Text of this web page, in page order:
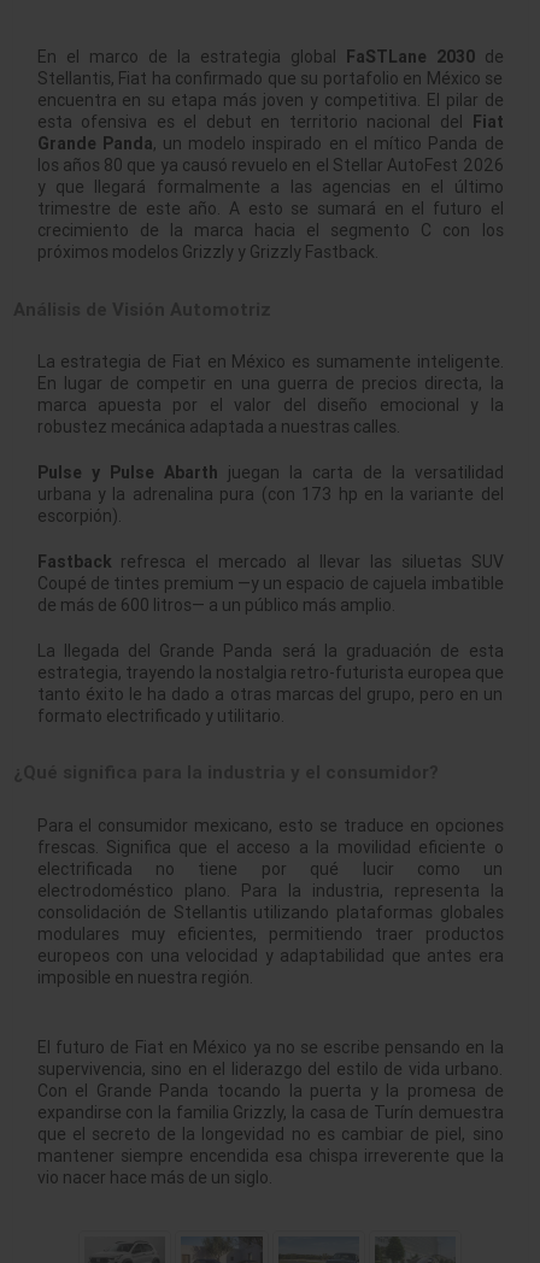
En el marco de la estrategia global FaSTLane 2030de
Stellantis, Fiat ha confirmado que su portafolio en México se
encuentra en su etapa más joven y competitiva. El pilar de
esta ofensiva es el debut en territorio nacional del Fiat
Grande Panda, un modelo inspirado en el mítico Panda de
los años 80 que ya causó revuelo en el Stellar AutoFest 2026
y que llegará formalmente a las agencias en el último
trimestre de este año. A esto se sumará en el futuro el
crecimiento de la marca hacia el segmento C con los
próximos modelos Grizzly y Grizzly Fastback.
La estrategia de Fiat en México es sumamente inteligente.
En lugar de competir en una guerra de precios directa, la
marca apuesta por el valor del diseño emocional y la
robustez mecánica adaptada a nuestras calles.
Pulse y Pulse Abarth juegan la carta de la versatilidad
urbana y la adrenalina pura (con 173 hp en la variante del
escorpión).
Fastback refresca el mercado al llevar las siluetas SUV
Coupé de tintes premium —y un espacio de cajuela imbatible
de más de 600 litros— a un público más amplio.
La llegada del Grande Panda será la graduación de esta
estrategia, trayendo la nostalgia retro-futurista europea que
tanto éxito le ha dado a otras marcas del grupo, pero en un
formato electrificado y utilitario.
Para el consumidor mexicano, esto se traduce en opciones
frescas. Significa que el acceso a la movilidad eficiente o
electrificada no tiene por qué lucir como un
electrodoméstico plano. Para la industria, representa la
consolidación de Stellantis utilizando plataformas globales
modulares muy eficientes, permitiendo traer productos
europeos con una velocidad y adaptabilidad que antes era
imposible en nuestra región.
El futuro de Fiat en México ya no se escribe pensando en la
supervivencia, sino en el liderazgo del estilo de vida urbano.
Con el Grande Panda tocando la puerta y la promesa de
expandirse con la familia Grizzly, la casa de Turín demuestra
que el secreto de la longevidad no es cambiar de piel, sino
mantener siempre encendida esa chispa irreverente que la
vio nacer hace más de un siglo.